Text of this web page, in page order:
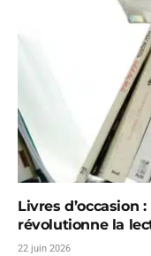
Livres d’occasion
révolutionne la
22 juin 2026